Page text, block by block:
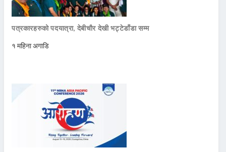
पत्रकारहरुको पदयात्रा, देबीचौर देखी भट्टेडाँडा सम्म
१ महिना अगाडि